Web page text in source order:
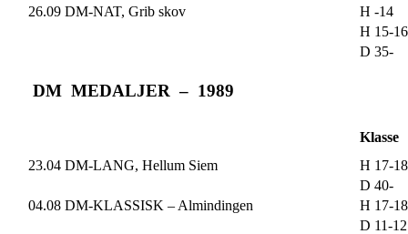
26.09 DM-NAT, Grib skov
H -14
H 15-16
D 35-
DM MEDALJER – 1989
Klasse
23.04 DM-LANG, Hellum Siem
H 17-18
D 40-
04.08 DM-KLASSISK – Almindingen
H 17-18
D 11-12